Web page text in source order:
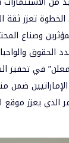
تعززثقة
وصناع
الحقوق
” فيتحفيز
ضمن
الذي يعزز